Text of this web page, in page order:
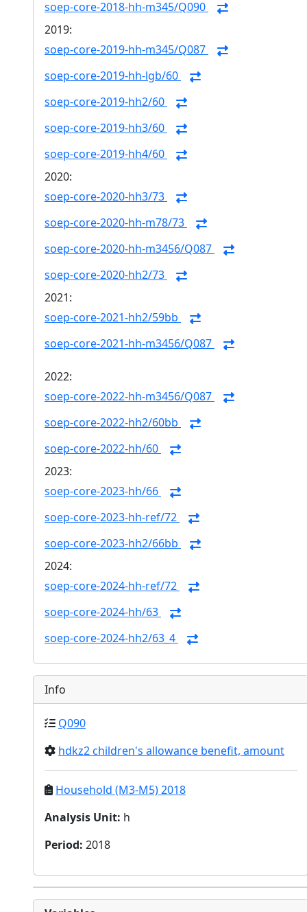
soep-core-2018-hh-m345/Q090
2019:
soep-core-2019-hh-m345/Q087
soep-core-2019-hh-lgb/60
soep-core-2019-hh2/60
soep-core-2019-hh3/60
soep-core-2019-hh4/60
2020:
soep-core-2020-hh3/73
soep-core-2020-hh-m78/73
soep-core-2020-hh-m3456/Q087
soep-core-2020-hh2/73
2021:
soep-core-2021-hh2/59bb
soep-core-2021-hh-m3456/Q087
2022:
soep-core-2022-hh-m3456/Q087
soep-core-2022-hh2/60bb
soep-core-2022-hh/60
2023:
soep-core-2023-hh/66
soep-core-2023-hh-ref/72
soep-core-2023-hh2/66bb
2024:
soep-core-2024-hh-ref/72
soep-core-2024-hh/63
soep-core-2024-hh2/63_4
Info
Q090
hdkz2 children's allowance benefit, amount
Household (M3-M5) 2018
Analysis Unit: h
Period: 2018